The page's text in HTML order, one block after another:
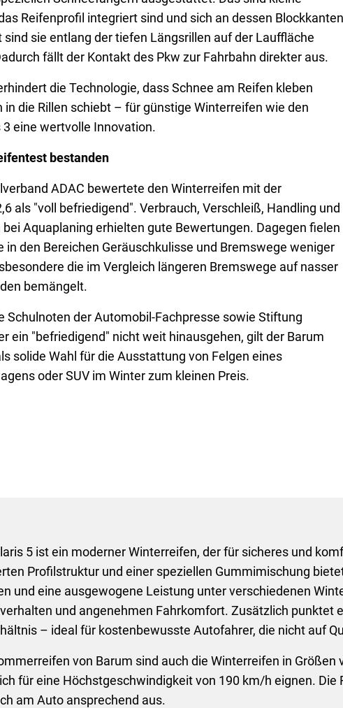
Reifenprofil integriert sind und sich an dessen Blockkanten
sind sie entlang der tiefen Längsrillen auf der Lauffläche
fällt der Kontakt des Pkw zur Fahrbahn direkter aus.
die Technologie, dass Schnee am Reifen kleben
in die Rillen schiebt – für günstige Winterreifen wie den
3 eine wertvolle Innovation.
bestanden
ADAC bewertete den Winterreifen mit der
als "voll befriedigend". Verbrauch, Verschleiß, Handling und
Aquaplaning erhielten gute Bewertungen. Dagegen fielen
in den Bereichen Geräuschkulisse und Bremswege weniger
die im Vergleich längeren Bremswege auf nasser
bemängelt.
Schulnoten der Automobil-Fachpresse sowie Stiftung
ein "befriedigend" nicht weit hinausgehen, gilt der Barum
solide Wahl für die Ausstattung von Felgen eines
oder SUV im Winter zum kleinen Preis.
5 ist ein moderner Winterreifen, der für sicheres und
Profilstruktur und einer speziellen Gummimischung
und eine ausgewogene Leistung unter verschiedenen
und angenehmen Fahrkomfort. Zusätzlich punktet
– ideal für kostenbewusste Autofahrer, die nicht auf
von Barum sind auch die Winterreifen in
für eine Höchstgeschwindigkeit von 190 km/h eignen.
am Auto ansprechend aus.